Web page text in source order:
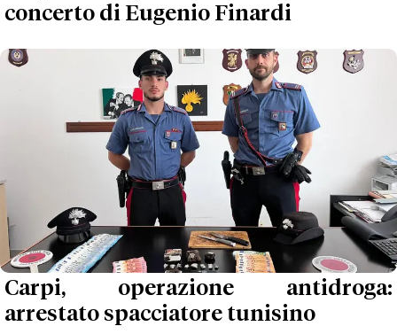
concerto di Eugenio Finardi
Carpi, operazione antidroga:
arrestato spacciatore tunisino